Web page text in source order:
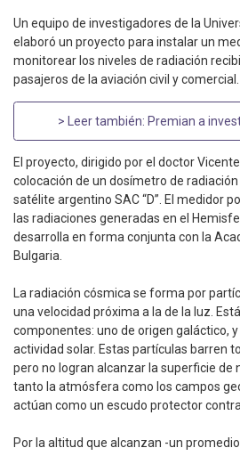
Un equipo de investigadores de la
elaboró un proyecto para instalar un
monitorear los niveles de radiación
pasajeros de la aviación civil y comercial.
> Leer también: Premian a
El proyecto, dirigido por el doctor
colocación de un dosímetro de radiación
satélite argentino SAC “D”. El medidor
las radiaciones generadas en el
desarrolla en forma conjunta con la
Bulgaria.
La radiación cósmica se forma por
una velocidad próxima a la de la luz.
componentes: uno de origen galáctico,
actividad solar. Estas partículas barren
pero no logran alcanzar la superficie de
tanto la atmósfera como los campos
actúan como un escudo protector
Por la altitud que alcanzan -un